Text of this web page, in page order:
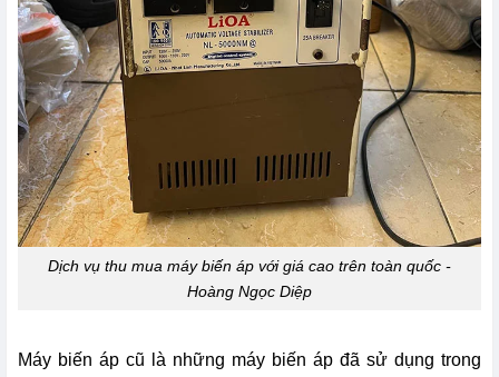
Dịch vụ thu mua máy biến áp với giá cao trên toàn quốc -
Hoàng Ngọc Diệp
Máy biến áp cũ là những máy biến áp đã sử dụng trong